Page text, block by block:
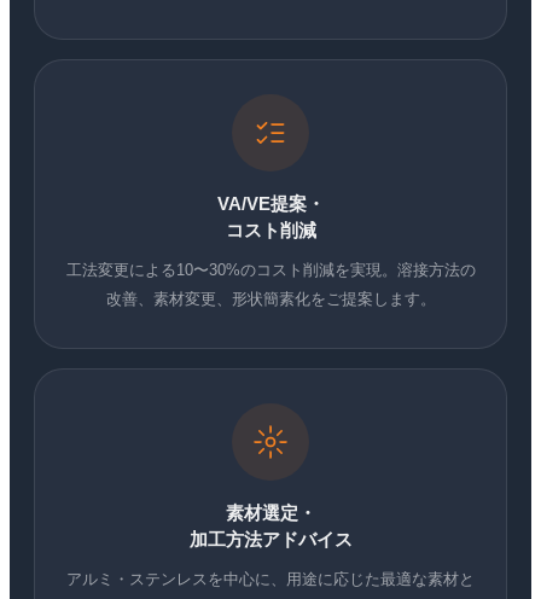
VA/VE提案・
コスト削減
工法変更による10〜30%のコスト削減を実現。溶接方法の
改善、素材変更、形状簡素化をご提案します。
素材選定・
加工方法アドバイス
アルミ・ステンレスを中心に、用途に応じた最適な素材と